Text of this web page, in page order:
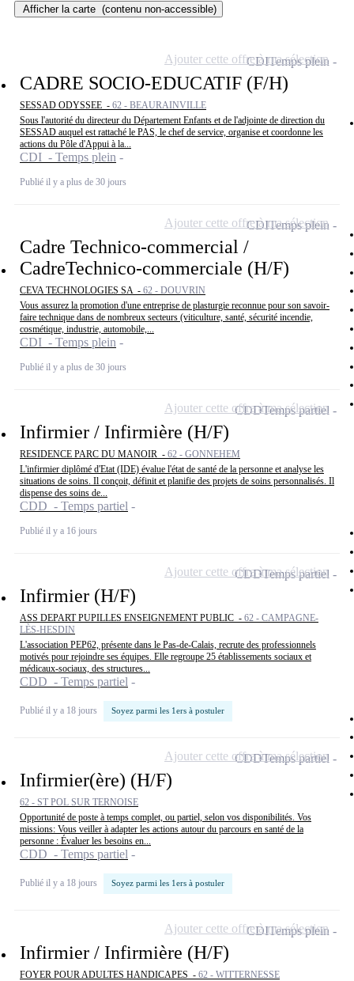
Afficher la carte (contenu non-accessible)
CADRE SOCIO-EDUCATIF (F/H)
SESSAD ODYSSEE - 62 - BEAURAINVILLE
Sous l'autorité du directeur du Département Enfants et de l'adjointe de direction du
SESSAD auquel est rattaché le PAS, le chef de service, organise et coordonne les
actions du Pôle d'Appui à la...
CDI - Temps plein
Publié il y a plus de 30 jours
CDITemps plein
Ajouter cette offre à ma sélection
Cadre Technico-commercial /
CadreTechnico-commerciale (H/F)
CEVA TECHNOLOGIES SA - 62 - DOUVRIN
Vous assurez la promotion d'une entreprise de plasturgie reconnue pour son savoir-
faire technique dans de nombreux secteurs (viticulture, santé, sécurité incendie,
cosmétique, industrie, automobile,...
CDI - Temps plein
Publié il y a plus de 30 jours
CDITemps plein
Ajouter cette offre à ma sélection
Infirmier / Infirmière (H/F)
RESIDENCE PARC DU MANOIR - 62 - GONNEHEM
L'infirmier diplômé d'Etat (IDE) évalue l'état de santé de la personne et analyse les
situations de soins. Il conçoit, définit et planifie des projets de soins personnalisés. Il
dispense des soins de...
CDD - Temps partiel
Publié il y a 16 jours
CDDTemps partiel
Ajouter cette offre à ma sélection
Infirmier (H/F)
ASS DEPART PUPILLES ENSEIGNEMENT PUBLIC - 62 - CAMPAGNE-
LÈS-HESDIN
L'association PEP62, présente dans le Pas-de-Calais, recrute des professionnels
motivés pour rejoindre ses équipes. Elle regroupe 25 établissements sociaux et
médicaux-sociaux, des structures...
CDD - Temps partiel
Publié il y a 18 jours Soyez parmi les 1ers à postuler
CDDTemps partiel
Ajouter cette offre à ma sélection
Infirmier(ère) (H/F)
62 - ST POL SUR TERNOISE
Opportunité de poste à temps complet, ou partiel, selon vos disponibilités. Vos
missions: Vous veiller à adapter les actions autour du parcours en santé de la
personne : Évaluer les besoins en...
CDD - Temps partiel
Publié il y a 18 jours Soyez parmi les 1ers à postuler
CDDTemps partiel
Ajouter cette offre à ma sélection
Infirmier / Infirmière (H/F)
FOYER POUR ADULTES HANDICAPES - 62 - WITTERNESSE
CDITemps plein
Ajouter cette offre à ma sélection